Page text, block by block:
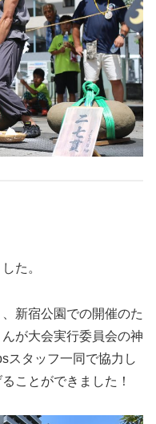
た。
新宿公園での開催のた
が大会実行委員会の神
スタッフ一同で協力し
ことができました！